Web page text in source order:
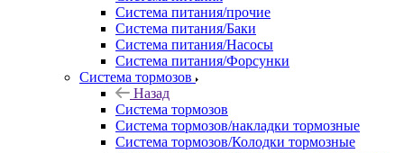
Система питания/прочие
Система питания/Баки
Система питания/Насосы
Система питания/Форсунки
Система тормозов
Назад
Система тормозов
Система тормозов/накладки тормозные
Система тормозов/Колодки тормозные